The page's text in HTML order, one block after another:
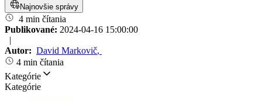
Najnovšie správy
4 min čítania
Publikované: 2024-04-16 15:00:00
|
Autor: David Markovič,
4 min čítania
Kategórie
Kategórie